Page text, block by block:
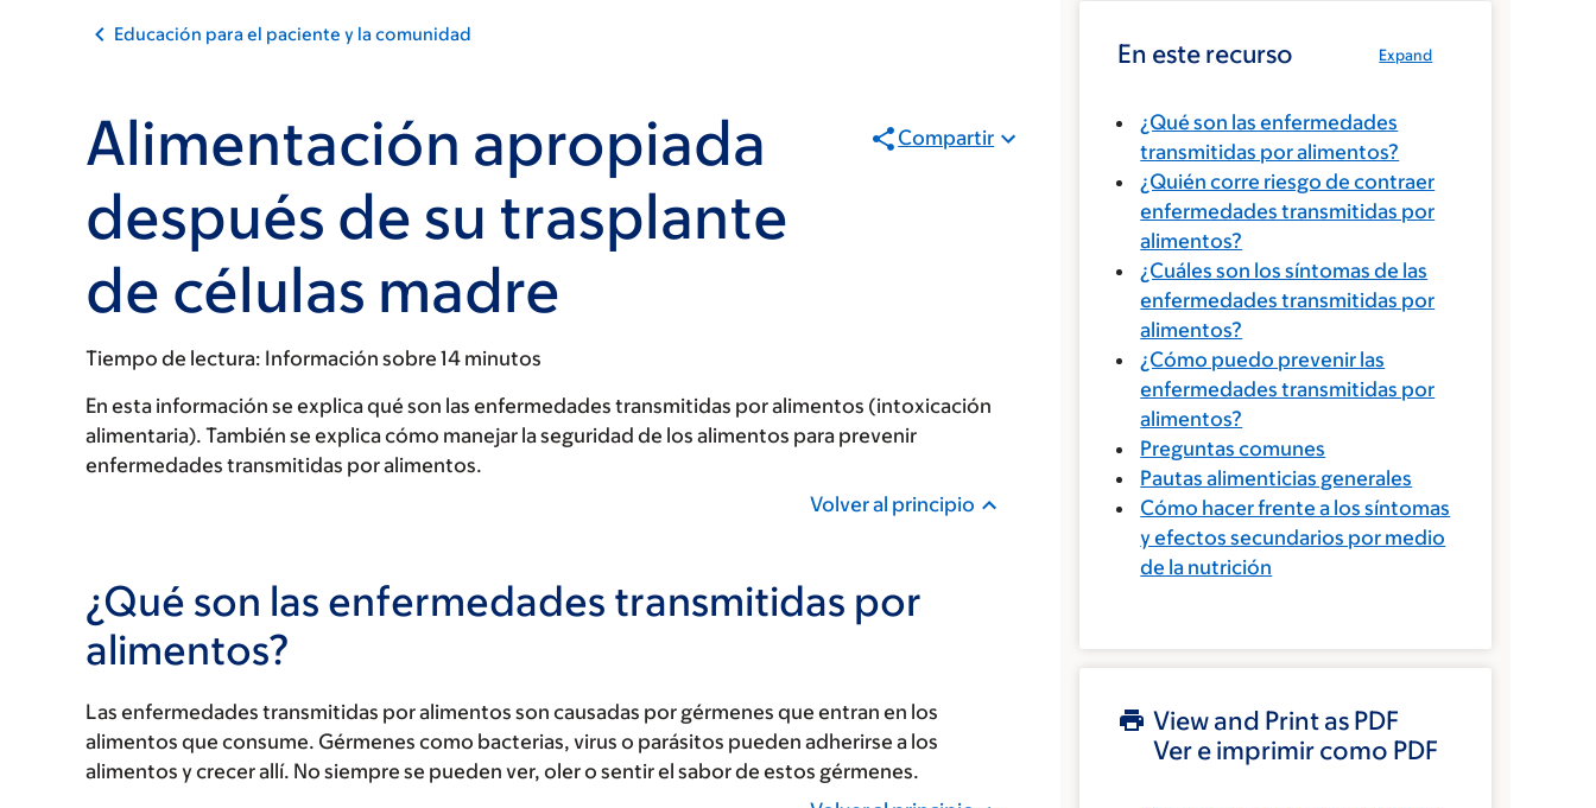
Educación para el paciente y la comunidad
Alimentación apropiada
después de su trasplante
de células madre
Compartir
Tiempo de lectura: Información sobre 14 minutos
En esta información se explica qué son las enfermedades transmitidas por alimentos (intoxicación
alimentaria). También se explica cómo manejar la seguridad de los alimentos para prevenir
enfermedades transmitidas por alimentos.
Volver al principio
¿Qué son las enfermedades transmitidas por
alimentos?
Las enfermedades transmitidas por alimentos son causadas por gérmenes que entran en los
alimentos que consume. Gérmenes como bacterias, virus o parásitos pueden adherirse a los
alimentos y crecer allí. No siempre se pueden ver, oler o sentir el sabor de estos gérmenes.
Expand
En este recurso
¿Qué son las enfermedades
transmitidas por alimentos?
¿Quién corre riesgo de contraer
enfermedades transmitidas por
alimentos?
¿Cuáles son los síntomas de las
enfermedades transmitidas por
alimentos?
¿Cómo puedo prevenir las
enfermedades transmitidas por
alimentos?
Preguntas comunes
Pautas alimenticias generales
Cómo hacer frente a los síntomas
y efectos secundarios por medio
de la nutrición
View and Print as PDF
Ver e imprimir como PDF